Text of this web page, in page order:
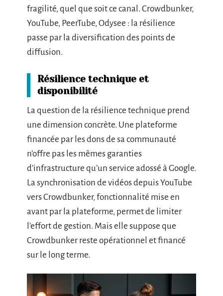
fragilité, quel que soit ce canal. Crowdbunker,
YouTube, PeerTube, Odysee : la résilience
passe par la diversification des points de
diffusion.
Résilience technique et
disponibilité
La question de la résilience technique prend
une dimension concrète. Une plateforme
financée par les dons de sa communauté
n’offre pas les mêmes garanties
d’infrastructure qu’un service adossé à Google.
La synchronisation de vidéos depuis YouTube
vers Crowdbunker, fonctionnalité mise en
avant par la plateforme, permet de limiter
l’effort de gestion. Mais elle suppose que
Crowdbunker reste opérationnel et financé
sur le long terme.